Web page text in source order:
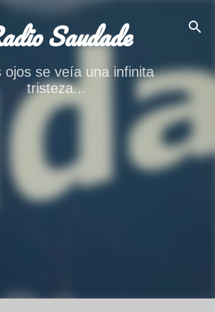
Saudade
ojos se veía una infinita
tristeza...